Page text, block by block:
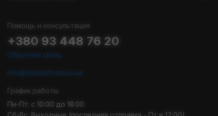
Помощь и консультация
+380 93 448 76 20
Обратная связь
info@worldofcomics.ua
График работы
Пн-Пт: с 10:00 до 18:00